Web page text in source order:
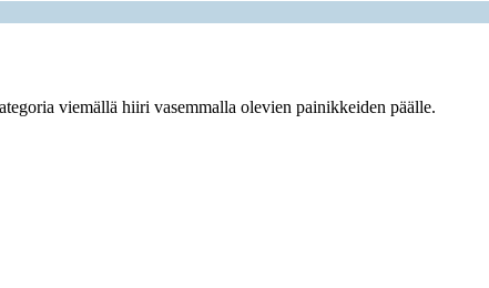
viemällä hiiri vasemmalla olevien painikkeiden päälle.